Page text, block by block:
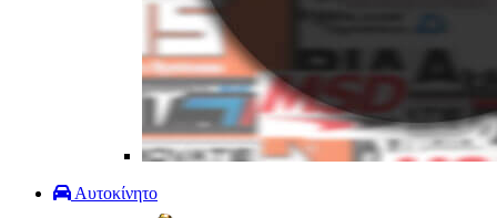
Αυτοκίνητο